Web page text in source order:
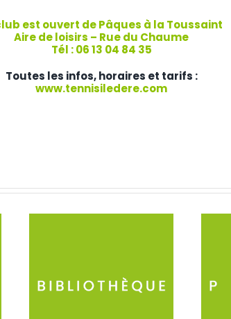
est ouvert de Pâques à la Toussaint
Aire de loisirs – Rue du Chaume
Tél : 06 13 04 84 35
Toutes les infos, horaires et tarifs :
www.tennisiledere.com